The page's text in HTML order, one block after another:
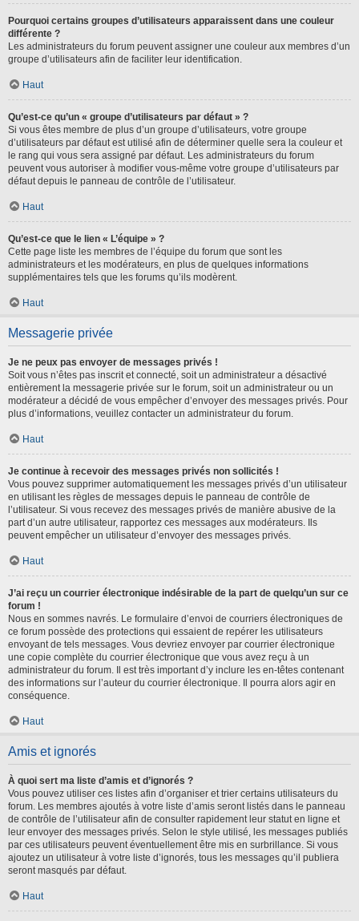
Pourquoi certains groupes d’utilisateurs apparaissent dans une couleur
différente ?
Les administrateurs du forum peuvent assigner une couleur aux membres d’un
groupe d’utilisateurs afin de faciliter leur identification.
Haut
Qu’est-ce qu’un « groupe d’utilisateurs par défaut » ?
Si vous êtes membre de plus d’un groupe d’utilisateurs, votre groupe
d’utilisateurs par défaut est utilisé afin de déterminer quelle sera la couleur et
le rang qui vous sera assigné par défaut. Les administrateurs du forum
peuvent vous autoriser à modifier vous-même votre groupe d’utilisateurs par
défaut depuis le panneau de contrôle de l’utilisateur.
Haut
Qu’est-ce que le lien « L’équipe » ?
Cette page liste les membres de l’équipe du forum que sont les
administrateurs et les modérateurs, en plus de quelques informations
supplémentaires tels que les forums qu’ils modèrent.
Haut
Messagerie privée
Je ne peux pas envoyer de messages privés !
Soit vous n’êtes pas inscrit et connecté, soit un administrateur a désactivé
entièrement la messagerie privée sur le forum, soit un administrateur ou un
modérateur a décidé de vous empêcher d’envoyer des messages privés. Pour
plus d’informations, veuillez contacter un administrateur du forum.
Haut
Je continue à recevoir des messages privés non sollicités !
Vous pouvez supprimer automatiquement les messages privés d’un utilisateur
en utilisant les règles de messages depuis le panneau de contrôle de
l’utilisateur. Si vous recevez des messages privés de manière abusive de la
part d’un autre utilisateur, rapportez ces messages aux modérateurs. Ils
peuvent empêcher un utilisateur d’envoyer des messages privés.
Haut
J’ai reçu un courrier électronique indésirable de la part de quelqu’un sur ce
forum !
Nous en sommes navrés. Le formulaire d’envoi de courriers électroniques de
ce forum possède des protections qui essaient de repérer les utilisateurs
envoyant de tels messages. Vous devriez envoyer par courrier électronique
une copie complète du courrier électronique que vous avez reçu à un
administrateur du forum. Il est très important d’y inclure les en-têtes contenant
des informations sur l’auteur du courrier électronique. Il pourra alors agir en
conséquence.
Haut
Amis et ignorés
À quoi sert ma liste d’amis et d’ignorés ?
Vous pouvez utiliser ces listes afin d’organiser et trier certains utilisateurs du
forum. Les membres ajoutés à votre liste d’amis seront listés dans le panneau
de contrôle de l’utilisateur afin de consulter rapidement leur statut en ligne et
leur envoyer des messages privés. Selon le style utilisé, les messages publiés
par ces utilisateurs peuvent éventuellement être mis en surbrillance. Si vous
ajoutez un utilisateur à votre liste d’ignorés, tous les messages qu’il publiera
seront masqués par défaut.
Haut